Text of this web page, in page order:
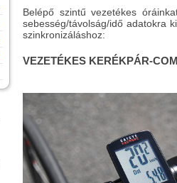
Belépő szintű vezetékes
sebesség/távolság/idő adatokra
szinkronizáláshoz:
VEZETÉKES KERÉKPÁR-